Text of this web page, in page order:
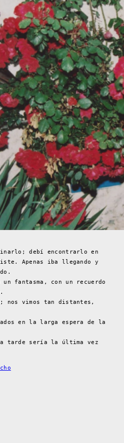
debí encontrarlo en
Apenas iba llegando y
fantasma, con un recuerdo
nos vimos tan distantes,
en la larga espera de la
tarde sería la última vez